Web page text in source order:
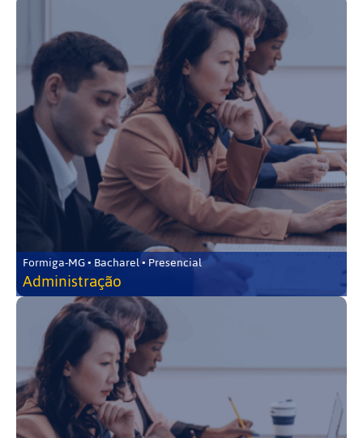
Formiga-MG • Bacharel • Presencial
Administração